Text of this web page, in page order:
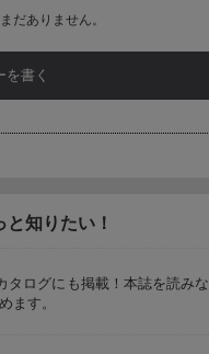
だありません。
を書く
知りたい！
タログにも掲載！本誌を読みな
ます。